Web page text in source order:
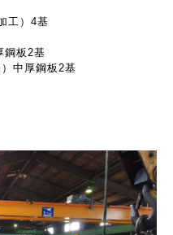
工）4基
鋼板2基
中厚鋼板2基